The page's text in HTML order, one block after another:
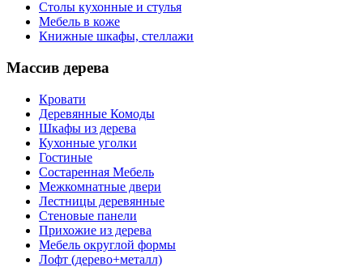
Столы кухонные и стулья
Мебель в коже
Книжные шкафы, стеллажи
Массив дерева
Кровати
Деревянные Комоды
Шкафы из дерева
Кухонные уголки
Гостиные
Состаренная Мебель
Межкомнатные двери
Лестницы деревянные
Стеновые панели
Прихожие из дерева
Мебель округлой формы
Лофт (дерево+металл)